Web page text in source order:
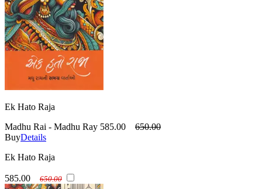
Ek Hato Raja
Madhu Rai - Madhu Ray 585.00
650.00
BuyDetails
Ek Hato Raja
585.00 650.00